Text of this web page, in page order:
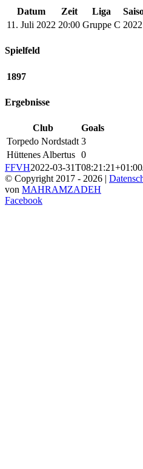
Datum Zeit Liga
11. Juli 2022 20:00 Gruppe C 2022
Spielfeld
1897
Ergebnisse
Club
Goals
Torpedo Nordstadt 3
Hüttenes Albertus 0
FFVH2022-03-31T08:21:21+01:00
© Copyright 2017 - 2026 |
von MAHRAMZADEH
Facebook